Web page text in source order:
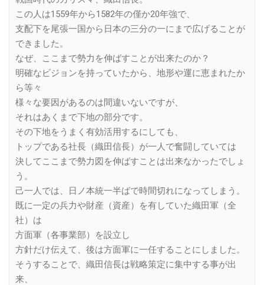
この人は1559年から1582年の僅か20年強で、
支配下を尾張一国から日本の三分の一にまで広げることが
できました。
なぜ、ここまで勢力を伸ばすことが出来たのか？
明確なビジョンを持っていたから、地形や運に恵まれたか
ら等々
様々な要因があるのは間違いないですが、
それはあくまで下地の部分です。
その下地をうまく有効活用するにしても、
トップである社長（織田信長）が一人で奮闘していては
決してここまで勢力図を伸ばすことは出来なかったでしょ
う。
己一人では、日ノ本統一半ばで時間切れになってしまう。
既に一定の兵力や財産（資産）を有していた織田軍（全
社）は
方面軍（各事業部）を設立し
方針だけ伝えて、後は方面軍に一任することにしました。
そうすることで、織田信長は戦略策定に集中する事が出
来、